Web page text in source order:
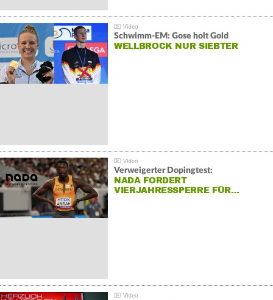
Schwimm-EM: Gose holt Gold
WELLBROCK NUR SIEBTER
Verweigerter Dopingtest:
NADA FORDERT
VIERJAHRESSPERRE FÜR…